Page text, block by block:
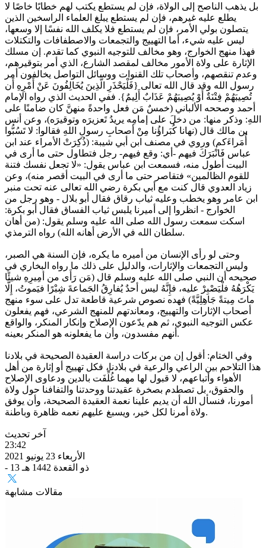
بل يذهب الناصح إلى الولاة، فإن لم يستطع يكتب لهم خطابًا خاصًا لا
يطلع عليه غيرهم، فإن لم يستطع يبلغ العلماء الراسخين الذين
يتصلون بولي الأمر، فإن لم يستطع فلا يكلف الله نفسًا إلا وسعها،
ليس عليه شيء، أما التهييج والتجمعات والاصطفافات والتكتلات
فهذا منهج الخوارج، وهو مخالف للتوجيه النبوي كما تقدم. إن مسلك
الإثارة على ولاة الأمور مخالف لمقصد الشارع، الذي أمر بتوقيرهم،
وعدم تنقصهم، وأصحاب تلك القنوات ووسائل التواصل يخالفون أمر
رسول الله وقد قال الله تعالى {فَلْيَحْذَرِ الَّذِينَ يُخَالِفُونَ عَنْ أَمْرِهِ أَن
تُصِيبَهُمْ فِتْنَةٌ أَوْ يُصِيبَهُمْ عَذَابٌ أَلِيمٌ}. ففي الحديث الذي رواه الإمام
أحمد وصححه الألباني (خمسٌ مَن فعل واحدةً منهنَّ كان ضامنًا على
اللهِ: وذكر منها: من دخلَ على إمامِه يريدُ تَعزيرَه وتوقيرَه)، وعن أنس
بن مالك قال (نهانا كُبَراؤُنا مِنْ أصحابِ رسولِ اللهِ فقالوا: لا تَسُبُّوا
أُمَراءَكم) وروي في مصنف ابن أبي شيبة: (ذُكِرَتْ الأمراء عند ابن
عباس فَانْبَرَكَ فيهم -أي: وقع فيهم- رجل فتطاول حتى ما أرى في
البيت أطول منه، فسمعت ابن عباس يقول: «لا تجعل نفسك فتنة
للقوم الظالمين» فتقاصر حتى ما أرى في البيت أقصر منه)، وعن
زياد العدوي قال كنت مع أبي بكرة رضي الله تعالى عنه تحت منبر
ابن عامر وهو يخطب وعليه ثياب رقاق فقال أبو بلال - وهو رجل من
الخوارج - انظروا إلى أميرنا يلبس ثياب الفساق فقال أبو بكرة:
اسكت سمعت رسول الله صلى الله عليه وسلم يقول: (من أهان
سلطان الله في الأرض أهانه الله) رواه الترمذي.
وحتى لو رأى الإنسان من أميره ما يكره، فإن السنة هي الصبر،
وليس التجمعات والإثارات، والدليل على ذلك ما رواه البخاري في
صحيحه أن النبي صلى الله عليه وسلم قال (مَن رَأَى من أمِيرِهِ شيئًا
يَكْرَهُهُ فلْيَصْبِرْ عليه، فإِنَّهُ ليس أحدٌ يُفارِقُ الجَماعةَ شِبْرًا فيَموتُ، إِلَّا
ماتَ مِيتةً جَاهِلِيَّةً) فهده نصوص شرعية قاطعة تدل على سوء منهج
أصحاب الإثارات والتهييج، ومعاندتهم للمنهج الشرعي، فهم يفعلون
عكس التوجيه النبوي، ثم هم يدّعون الإصلاح وإنكار المنكر، والواقع
أنهم مفسدون، وأن ما يفعلونه هو المنكر بعينه.
وفي الختام: أقول إن من بركات دراسة العقيدة الصحيحة في بلادنا
هذا التلاحم بين الراعي والرعية في بلادنا، فكل تهييج أو إثارة من أهل
الأهواء وأتباعهم، لا قبول لها مهما غُلِّفَت بالدين ودعاوى الإصلاح
والحقوق، بل تصطدم بصخرة عقيدتنا ووحدتنا والتفافنا حول ولاة
أمورنا، فنسأل الله أن يديم علينا نعمة العقيدة الصحيحة، وأن يوفق
ولاة أمرنا لكل خير، ويسبغ عليهم نعمه ظاهرة وباطنة.
آخر تحديث
23:42
الأربعاء 23 يونيو 2021
- 13 ذو القعدة 1442 هـ
مقالات مشابهة